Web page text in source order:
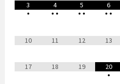
3
•
4
• •
5
• •
6
• •
10 11 12 13
17 18 19
20
•